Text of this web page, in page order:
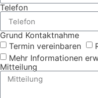
Telefon
Grund Kontaktnahme
Termin vereinbaren
Mehr Informationen
Mitteilung